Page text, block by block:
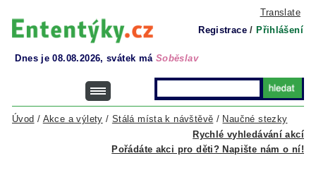
Translate
Registrace / Přihlášení
Dnes je 08.08.2026, svátek má Soběslav
Rychlé vyhledávání akcí
Úvod / Akce a výlety / Stálá místa k návštěvě / Naučné stezky
Pořádáte akci pro děti? Napište nám o ní!